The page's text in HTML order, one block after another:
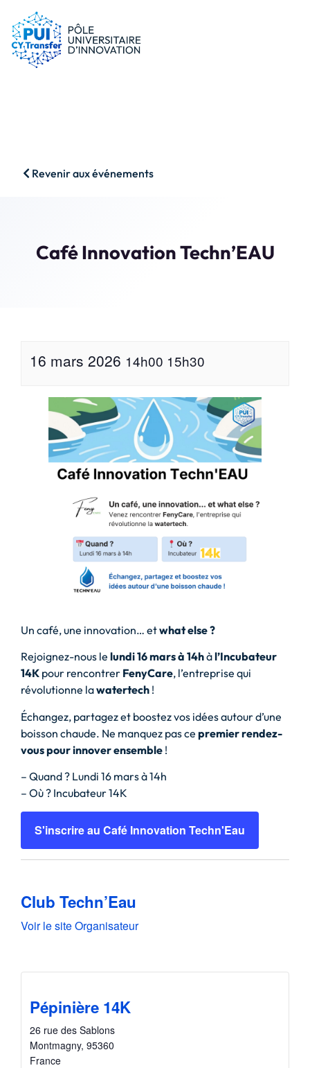
Revenir aux événements
Café Innovation Techn’EAU
16 mars 2026 14h00 15h30
Un café, une innovation… etwhat else ?
Rejoignez-nous le lundi 16 mars à 14hàl’Incubateur
14K pour rencontrer FenyCare, l’entreprise qui
révolutionne lawatertech !
Échangez, partagez et boostez vos idées autour d’une
boisson chaude. Ne manquez pas ce premier rendez-
vous pour innover ensemble !
– Quand ? Lundi 16 mars à 14h
– Où ? Incubateur 14K
S'inscrire au Café Innovation Techn'Eau
Club Techn’Eau
Voir le site Organisateur
Pépinière 14K
26 rue des Sablons
Montmagny, 95360
France